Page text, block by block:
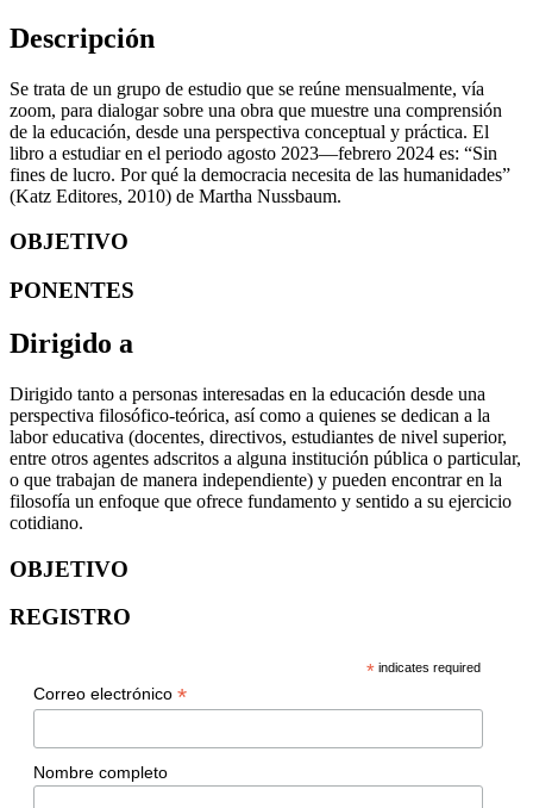
Descripción
Se trata de un grupo de estudio que se reúne mensualmente, vía
zoom, para dialogar sobre una obra que muestre una comprensión
de la educación, desde una perspectiva conceptual y práctica. El
libro a estudiar en el periodo agosto 2023—febrero 2024 es: “Sin
fines de lucro. Por qué la democracia necesita de las humanidades”
(Katz Editores, 2010) de Martha Nussbaum.
OBJETIVO
PONENTES
Dirigido a
Dirigido tanto a personas interesadas en la educación desde una
perspectiva filosófico-teórica, así como a quienes se dedican a la
labor educativa (docentes, directivos, estudiantes de nivel superior,
entre otros agentes adscritos a alguna institución pública o particular,
o que trabajan de manera independiente) y pueden encontrar en la
filosofía un enfoque que ofrece fundamento y sentido a su ejercicio
cotidiano.
OBJETIVO
REGISTRO
* indicates required
Correo electrónico *
Nombre completo